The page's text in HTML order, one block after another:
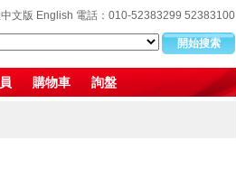
文版 English 電話：010-52383299 52383100
購物車 詢盤